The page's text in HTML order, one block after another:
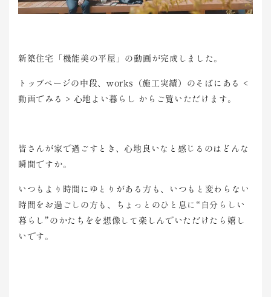
新築住宅 「機能美 の平屋」 の動画が完成 しました 。
トップペ ージの中段、works（施工実績） のそば にある <
動画でみる > 心地よい暮らし から ご覧いた だけます。
皆さんが家で過ご すとき、心地良い なと感じ るのはど んな
瞬間ですか。
いつもよ り時間に ゆとりがある方も 、いつも と変わら ない
時間 をお過ご しの方も 、ちょっと のひと息 に“自分 らしい
暮 らし”の かたちを を想像し て楽しん でいただ けたら嬉 し
いです 。